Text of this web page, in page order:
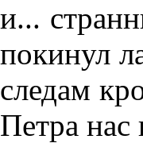
и...
покинул
следам
Петра нас